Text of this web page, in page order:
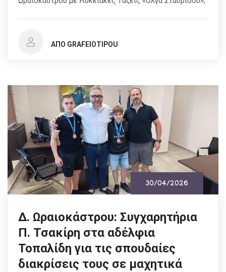
ΑΠΌ GRAFEIOTIPOU
30/04/2026
Δ. Ωραιοκάστρου: Συγχαρητήρια
Π. Τσακίρη στα αδέλφια
Τοπαλίδη για τις σπουδαίες
διακρίσεις τους σε μαχητικά